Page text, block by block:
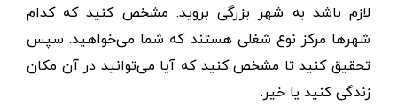
لازم باشد به شهر بزرگی بروید. مشخص کنید که کدام
شهرها مرکز نوع شغلی هستند که شما می‌خواهید. سپس
تحقیق کنید تا مشخص کنید که آیا می‌توانید در آن مکان
زندگی کنید یا خیر.